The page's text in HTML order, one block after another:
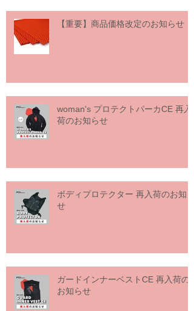
【重要】商品価格改定のお知らせ
woman's プロテクトパーカCE 再入
荷のお知らせ
ボディプロテクター 再入荷のお知ら
せ
ガードインナーベストCE 再入荷の
お知らせ